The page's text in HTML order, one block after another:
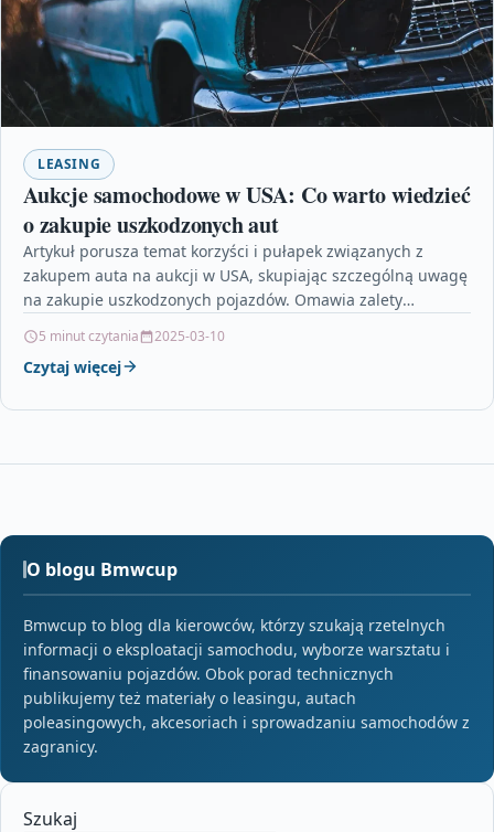
LEASING
Aukcje samochodowe w USA: Co warto wiedzieć
o zakupie uszkodzonych aut
Artykuł porusza temat korzyści i pułapek związanych z
zakupem auta na aukcji w USA, skupiając szczególną uwagę
na zakupie uszkodzonych pojazdów. Omawia zalety
5 minut czytania 2025-03-10
Czytaj więcej
O blogu Bmwcup
Bmwcup to blog dla kierowców, którzy szukają rzetelnych
informacji o eksploatacji samochodu, wyborze warsztatu i
finansowaniu pojazdów. Obok porad technicznych
publikujemy też materiały o leasingu, autach
poleasingowych, akcesoriach i sprowadzaniu samochodów z
zagranicy.
Szukaj